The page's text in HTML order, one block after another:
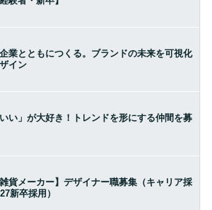
企業とともにつくる。ブランドの未来を可視化
イン
いい」が大好き！トレンドを形にする仲間を募
雑貨メーカー】デザイナー職募集（キャリア採
新卒採用）